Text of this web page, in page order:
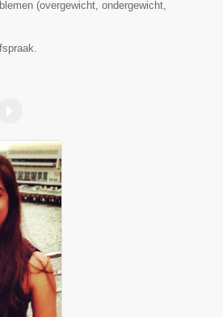
(overgewicht, ondergewicht,